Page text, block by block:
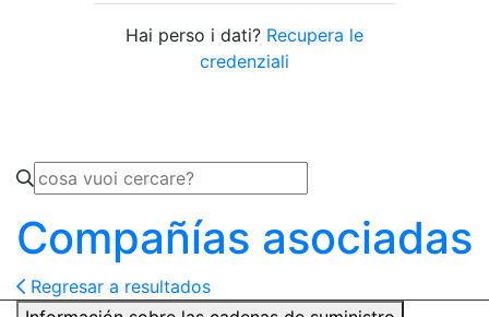
Hai perso i dati? Recupera le
credenziali
Compañías asociadas
Regresar a resultados